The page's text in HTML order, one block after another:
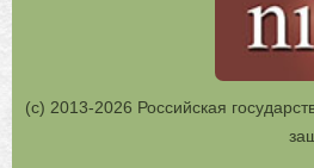
(с) 2013-2026 Российская